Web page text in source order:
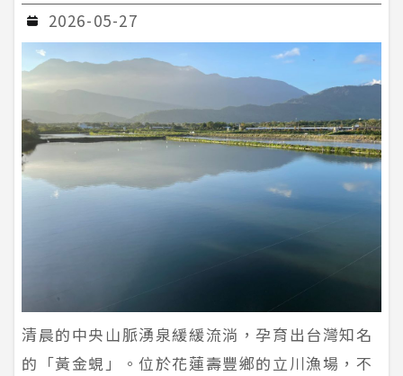
2026-05-27
清晨的中央山脈湧泉緩緩流淌，孕育出台灣知名
的「黃金蜆」。位於花蓮壽豐鄉的立川漁場，不